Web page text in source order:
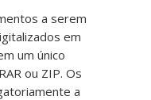
a serem
em
um único
ou ZIP. Os
a